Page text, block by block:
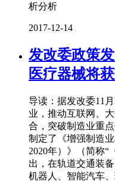
析分析
2017-12-14
发改委政策
医疗器械将
导读：据发改委11
业，推动互联网、
合，突破制造业重
制定了《增强制造
2020年）》（简称“
出，在轨道交通装
机器人、智能汽车